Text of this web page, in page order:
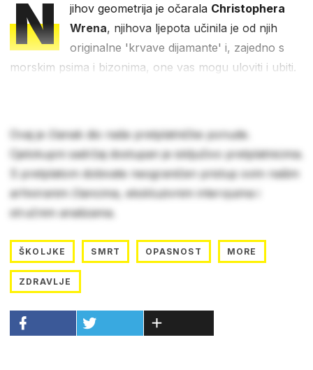
N jihov geometrija je očarala Christophera
Wrena, njihova ljepota učinila je od njih
originalne 'krvave dijamante' i, zajedno s
morskim psima i bizonima, one vas mogu uloviti i ubiti.
Ovaj je članak dio naše pretplatničke ponude.
Cjelokupni sadržaj dostupan je isključivo pretplatnicima.
S pretplatom dobivate neograničen pristup svim našim
arhiviranim člancima, ekskluzivnim intervjuima i
stručnim analizama.
ŠKOLJKE SMRT OPASNOST MORE
ZDRAVLJE